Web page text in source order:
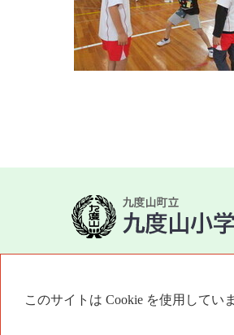
このサイトは Cookie を使用してい
電話番号 0736-54-2078 FAX